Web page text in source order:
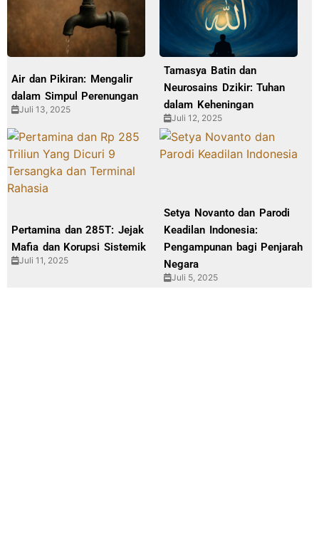
Air dan Pikiran: Mengalir
dalam Simpul Perenungan
Juli 13, 2025
Tamasya Batin dan
Neurosains Dzikir: Tuhan
dalam Keheningan
Juli 12, 2025
Pertamina dan 285T: Jejak
Mafia dan Korupsi Sistemik
Juli 11, 2025
Setya Novanto dan Parodi
Keadilan Indonesia:
Pengampunan bagi Penjarah
Negara
Juli 5, 2025